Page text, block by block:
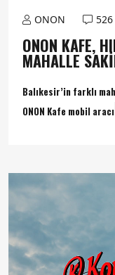
ONON 526
ONON KAFE,
MAHALLE
Balıkesir’in farklı
ONON Kafe mobil aracı